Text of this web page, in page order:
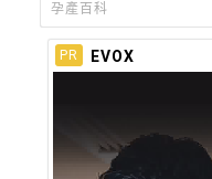
孕產百科
PR EVOX